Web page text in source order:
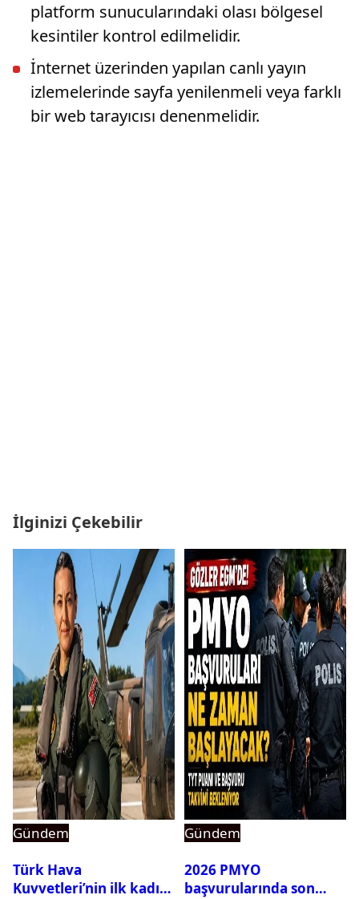
platform sunucularındaki olası bölgesel
kesintiler kontrol edilmelidir.
İnternet üzerinden yapılan canlı yayın
izlemelerinde sayfa yenilenmeli veya farklı
bir web tarayıcısı denenmelidir.
İlginizi Çekebilir
Gündem
Türk Hava
Kuvvetleri’nin ilk kadın
Gündem
2026 PMYO
başvurularında son